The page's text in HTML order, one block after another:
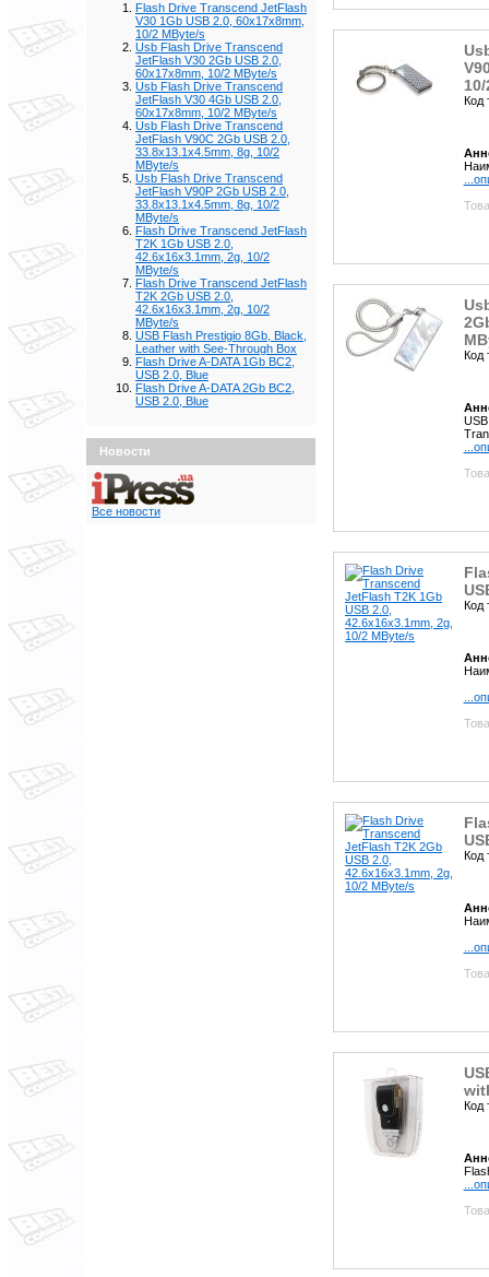
Flash Drive Transcend JetFlash
V30 1Gb USB 2.0, 60x17x8mm,
10/2 MByte/s
Usb Flash Drive Transcend
JetFlash V30 2Gb USB 2.0,
60x17x8mm, 10/2 MByte/s
Usb Flash Drive Transcend
JetFlash V30 4Gb USB 2.0,
60x17x8mm, 10/2 MByte/s
Usb Flash Drive Transcend
JetFlash V90C 2Gb USB 2.0,
33.8x13.1x4.5mm, 8g, 10/2
MByte/s
Usb Flash Drive Transcend
JetFlash V90P 2Gb USB 2.0,
33.8x13.1x4.5mm, 8g, 10/2
MByte/s
Flash Drive Transcend JetFlash
T2K 1Gb USB 2.0,
42.6x16x3.1mm, 2g, 10/2
MByte/s
Flash Drive Transcend JetFlash
T2K 2Gb USB 2.0,
42.6x16x3.1mm, 2g, 10/2
MByte/s
USB Flash Prestigio 8Gb, Black,
Leather with See-Through Box
Flash Drive A-DATA 1Gb BC2,
USB 2.0, Blue
Flash Drive A-DATA 2Gb BC2,
USB 2.0, Blue
Новости
Все новости
Код
Код
Код
Код
Код